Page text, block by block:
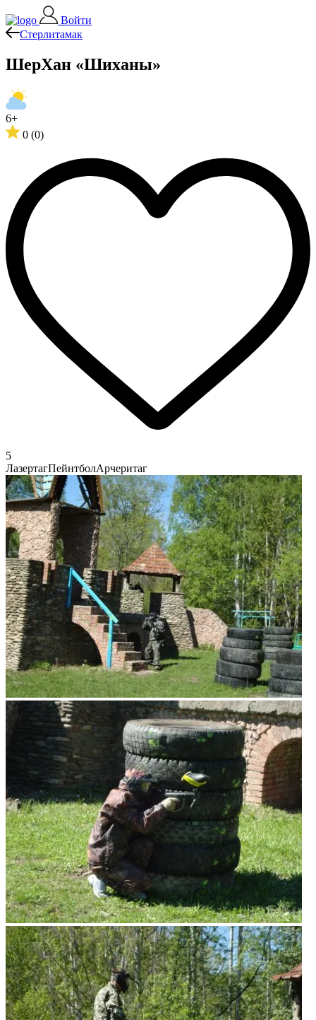
Войти
Стерлитамак
ШерХан «Шиханы»
6+
0 (0)
5
ЛазертагПейнтболАрчеритаг